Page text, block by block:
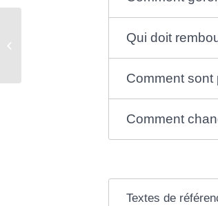
Qui doit
Comment
Comment
Textes de